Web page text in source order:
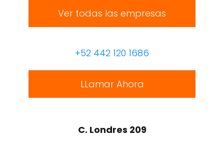
Ver todas las empresas
+52 442 120 1686
LLamar Ahora
C. Londres 209